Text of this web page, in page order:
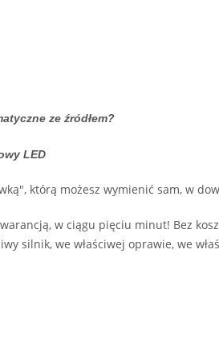
ze źródłem?
którą możesz wymienić sam, w
w ciągu pięciu minut! Bez
silnik, we właściwej oprawie, we